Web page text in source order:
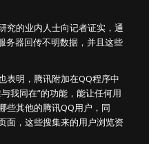
的业内人士向记者证实，通
务器回传不明数据，并且这些
明，腾讯附加在QQ程序中
我同在”的功能，能让任何用
些其他的腾讯QQ用户，同
面，这些搜集来的用户浏览资